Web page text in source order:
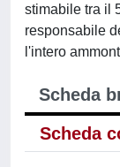
stimabile tra il
responsabile
l'intero
Scheda
Scheda